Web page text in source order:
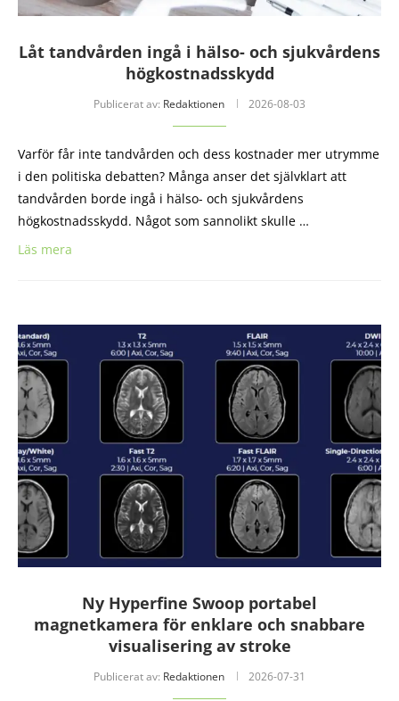
Låt tandvården ingå i hälso- och sjukvårdens
högkostnadsskydd
Publicerat av: Redaktionen 2026-08-03
Varför får inte tandvården och dess kostnader mer utrymme
i den politiska debatten? Många anser det självklart att
tandvården borde ingå i hälso- och sjukvårdens
högkostnadsskydd. Något som sannolikt skulle …
Läs mera
Ny Hyperfine Swoop portabel
magnetkamera för enklare och snabbare
visualisering av stroke
Publicerat av: Redaktionen 2026-07-31